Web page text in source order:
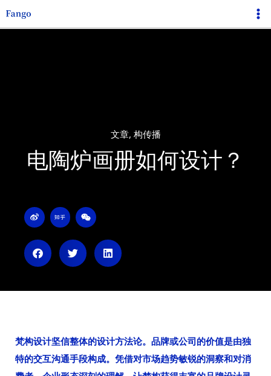
跳
至
文章, 构传播
电陶炉画册如何设计？
W
e
i
Z
h
i
u
W
e
i
i
n
梵构设计坚信整体的设计方法论。品牌或公司的价值是由独
特的交互沟通手段构成。凭借对市场趋势敏锐的洞察和对消